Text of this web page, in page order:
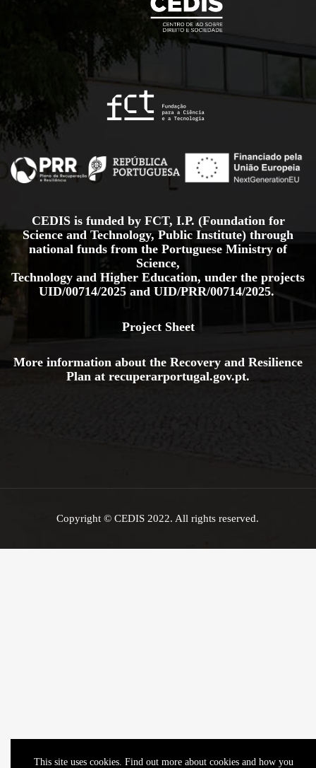
CEDIS is funded by FCT, I.P. (Foundation for
Science and Technology, Public Institute) through
national funds from the Portuguese Ministry of
Science,
Technology and Higher Education, under the projects
UID/00714/2025 and UID/PRR/00714/2025.
Project Sheet
More information about the Recovery and Resilience
Plan at recuperarportugal.gov.pt.
Copyright © CEDIS 2022. All rights reserved.
This site uses cookies. Find out more about cookies and how you